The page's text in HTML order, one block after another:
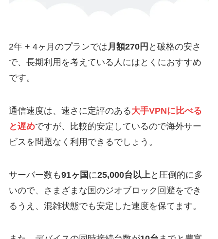
2年 + 4ヶ月のプランでは 月額270円 と破格の安さ
で、長期利用を考えている人にはとくにおすすめ
です。
通信速度は、速さに定評のある大手VPNに比べる
と遅めですが、比較的安定しているので海外サー
ビスを問題なく利用できるでしょう。
サーバー数も91ヶ国 に25,000台以上 と圧倒的に多
いので、さまざまな国のジオブロック回避をでき
るうえ、混雑状態でも安定した速度を保てます。